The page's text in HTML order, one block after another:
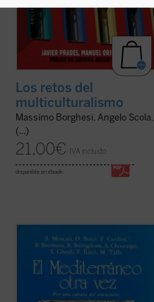
Los retos del
multiculturalismo
Massimo Borghesi, Angelo Scola,
(...)
21,00€ IVA incluido
disponible en ebook:
El Mediterráneo es el lugar donde
diferentes pueblos y culturas se han
encontrado y han dialogado a lo largo de los
siglos. Con todo, este mar parece
actualmente un escenario de guerras y
divisiones, de modo que, en su conjunto, los
pueblos que a ...(ver ficha)